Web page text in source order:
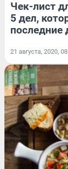
Чек-лист
5 дел,
последние
21 августа, 2020,